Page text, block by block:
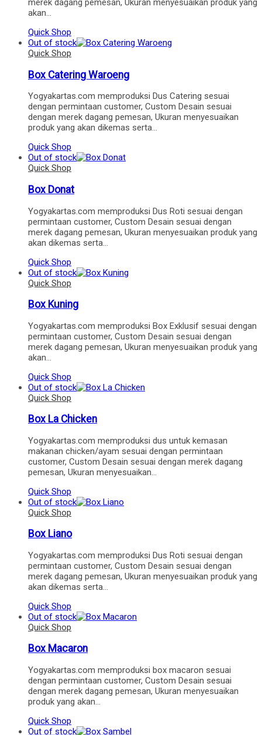
merek dagang pemesan, Ukuran menyesuaikan produk yang
akan…
Quick Shop
Out of stock
Quick Shop
Box Catering Waroeng
Yogyakartas.com memproduksi Dus Catering sesuai
dengan permintaan customer, Custom Desain sesuai
dengan merek dagang pemesan, Ukuran menyesuaikan
produk yang akan dikemas serta…
Quick Shop
Out of stock
Quick Shop
Box Donat
Yogyakartas.com memproduksi Dus Roti sesuai dengan
permintaan customer, Custom Desain sesuai dengan
merek dagang pemesan, Ukuran menyesuaikan produk yang
akan dikemas serta…
Quick Shop
Out of stock
Quick Shop
Box Kuning
Yogyakartas.com memproduksi Box Exklusif sesuai dengan
permintaan customer, Custom Desain sesuai dengan
merek dagang pemesan, Ukuran menyesuaikan produk yang
akan…
Quick Shop
Out of stock
Quick Shop
Box La Chicken
Yogyakartas.com memproduksi dus untuk kemasan
makanan chicken/ayam sesuai dengan permintaan
customer, Custom Desain sesuai dengan merek dagang
pemesan, Ukuran menyesuaikan…
Quick Shop
Out of stock
Quick Shop
Box Liano
Yogyakartas.com memproduksi Dus Roti sesuai dengan
permintaan customer, Custom Desain sesuai dengan
merek dagang pemesan, Ukuran menyesuaikan produk yang
akan dikemas serta…
Quick Shop
Out of stock
Quick Shop
Box Macaron
Yogyakartas.com memproduksi box macaron sesuai
dengan permintaan customer, Custom Desain sesuai
dengan merek dagang pemesan, Ukuran menyesuaikan
produk yang akan…
Quick Shop
Out of stock